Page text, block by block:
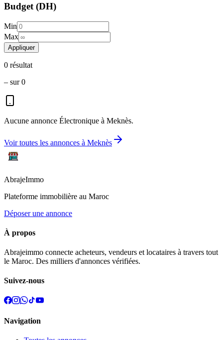
Budget (DH)
Min
Max
Appliquer
0 résultat
– sur0
Aucune annonce Électronique à Meknès.
Voir toutes les annonces à Meknès
AbrajeImmo
Plateforme immobilière au Maroc
Déposer une annonce
À propos
Abrajeimmo connecte acheteurs, vendeurs et locataires à travers tout
le Maroc. Des milliers d'annonces vérifiées.
Suivez-nous
Navigation